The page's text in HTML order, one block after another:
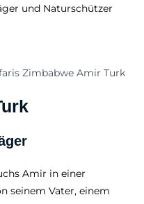
und Naturschützer
Amir in einer
seinem Vater, einem